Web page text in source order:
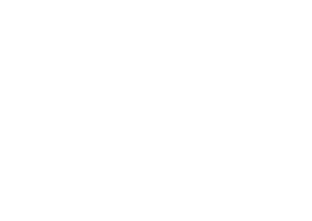
correctement. Il n'y a pas de problèmes connus
de 2230$ est bien réclamé à la ligne 51090
si le revenu net du conjoint était moins de
à la ligne 30300.